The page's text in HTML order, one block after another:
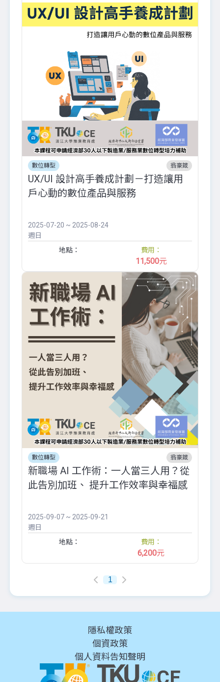
數位轉型 翁豪箴
UX/UI 設計高手養成計劃－打造讓用
戶心動的數位產品與服務
2025-07-20 ~ 2025-08-24
週日
地點：
費用：
11,500元
數位轉型 翁豪箴
新職場 AI 工作術：一人當三人用？從
此告別加班、 提升工作效率與幸福感
2025-09-07 ~ 2025-09-21
週日
地點：
費用：
6,200元
1
隱私權政策
個資政策
個人資料告知聲明